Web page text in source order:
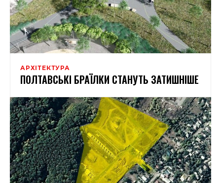
АРХІТЕКТУРА
ПОЛТАВСЬКІ БРАЇЛКИ СТАНУТЬ ЗАТИШНІШЕ